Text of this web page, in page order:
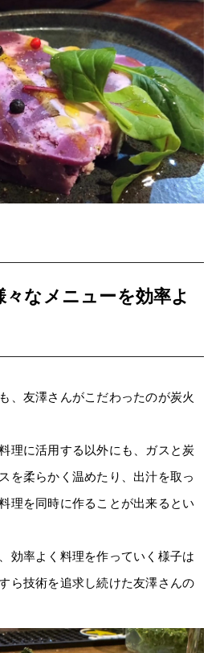
なメニューを効率よ
、友澤さんがこだわったのが炭火
理に活用する以外にも、ガスと炭
を柔らかく温めたり、出汁を取っ
理を同時に作ることが出来るとい
効率よく料理を作っていく様子は
ら技術を追求し続けた友澤さんの